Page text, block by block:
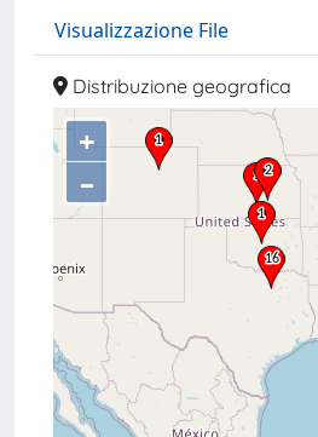
Visualizzazione File
Distribuzione geografica
+
–